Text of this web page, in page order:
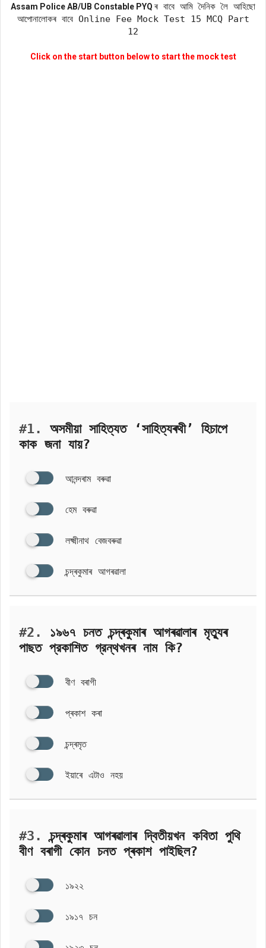
Assam Police AB/UB Constable PYQৰ বাবে আমি দৈনিক লৈ আহিছো
আপোনালোকৰ বাবে Online Fee Mock Test 15 MCQ Part
12
Click on the start button below to start the mock test
#1.
অসমীয়া সাহিত্যত ‘সাহিত্যৰথী’ হিচাপে
কাক জনা যায়?
আনন্দৰাম বৰুৱা
হেম বৰুৱা
লক্ষ্মীনাথ বেজবৰুৱা
চন্দ্ৰকুমাৰ আগৰৱালা
#2.
১৯৬৭ চনত চন্দ্ৰকুমাৰ আগৰৱালাৰ মৃত্যুৰ
পাছত প্রকাশিত গ্রন্থখনৰ নাম কি?
বীণ বৰাগী
প্ৰকাশ কৰা
চন্দ্ৰমৃত
ইয়াৰে এটাও নহয়
#3. চন্দ্ৰকুমাৰ আগৰৱালাৰ দ্বিতীয়খন কবিতা পুথি
বীণ বৰাগী কোন চনত প্ৰকাশ পাইছিল?
১৯২২
১৯১৭ চন